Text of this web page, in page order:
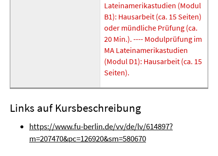
Lateinamerikastudien (Modul
B1): Hausarbeit (ca. 15 Seiten)
oder mündliche Prüfung (ca.
20 Min.). ---- Modulprüfung im
MA Lateinamerikastudien
(Modul D1): Hausarbeit (ca. 15
Seiten).
Links auf Kursbeschreibung
https://www.fu-berlin.de/vv/de/lv/614897?
m=207470&pc=126920&sm=580670